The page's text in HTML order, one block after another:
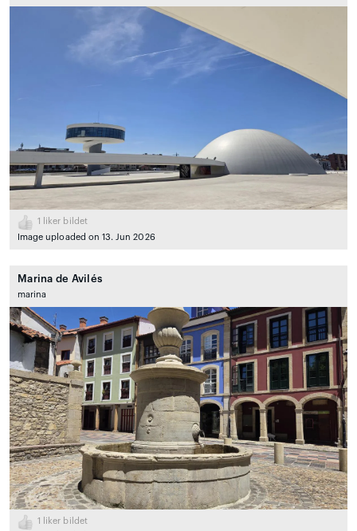
1
liker bildet
Image uploaded on 13. Jun 2026
Marina de Avilés
marina
1
liker bildet